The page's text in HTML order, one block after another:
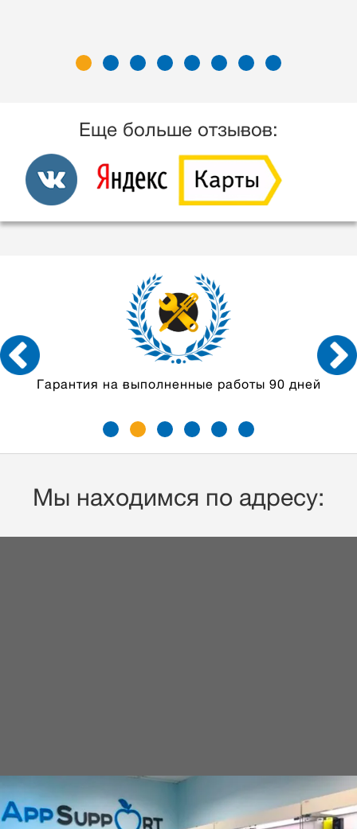
Еще больше отзывов:
Мастера с опытомот 5 лет
Мы находимся по адресу: